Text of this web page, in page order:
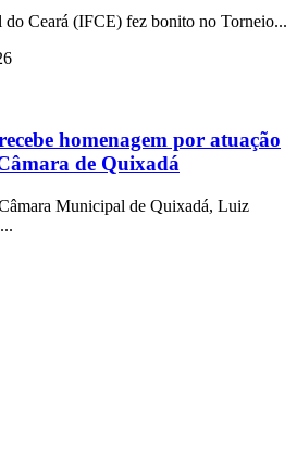
Ceará (IFCE) fez bonito no Torneio...
homenagem por atuação
de Quixadá
Municipal de Quixadá, Luiz